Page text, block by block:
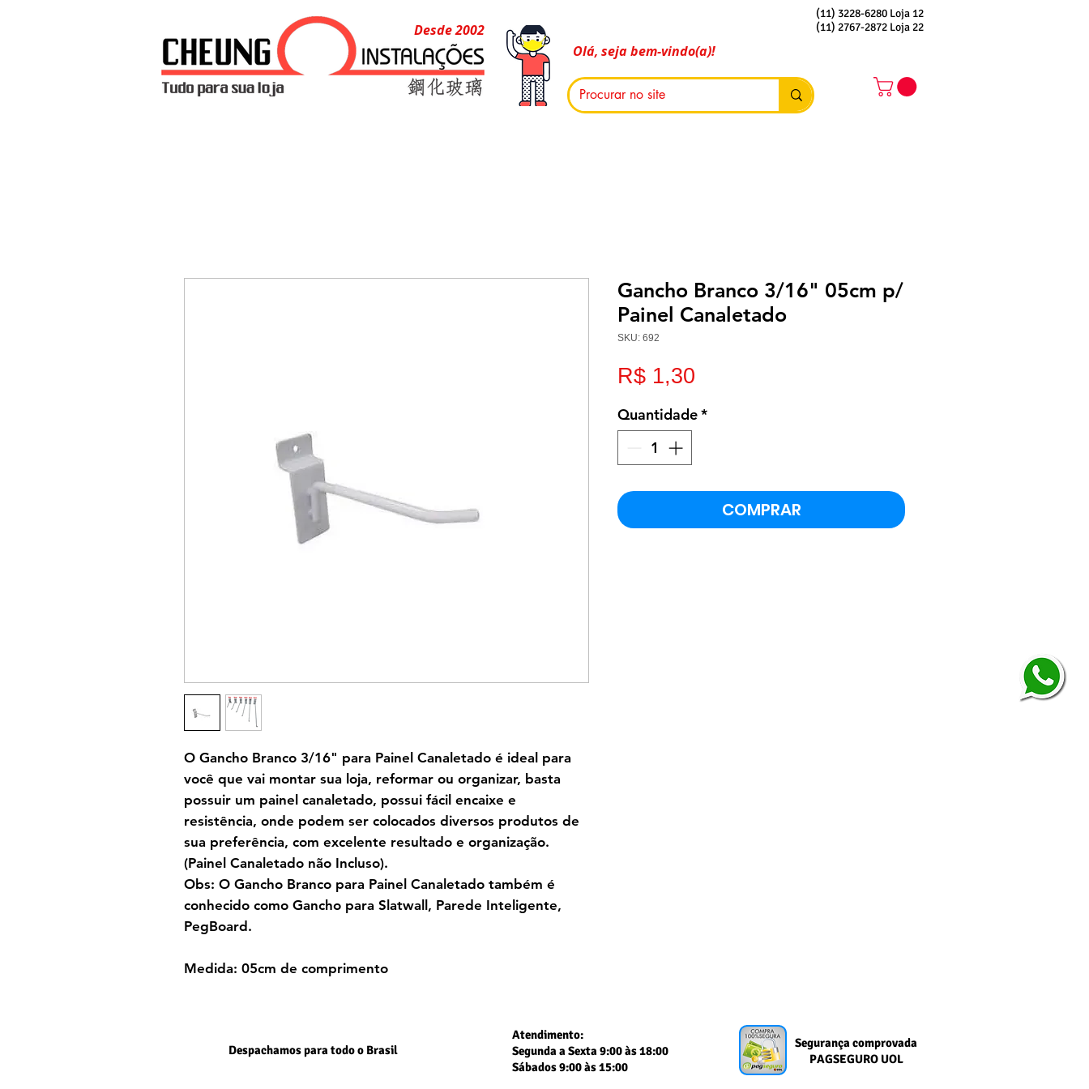
(11) 3228-6280 Loja 12
(11) 2767-2872 Loja 22
O Gancho Branco 3/16" para Painel Canaletado é ideal para
você que vai montar sua loja, reformar ou organizar, basta
possuir um painel canaletado, possui fácil encaixe e
resistência, onde podem ser colocados diversos produtos de
sua preferência, com excelente resultado e organização.
(Painel Canaletado não Incluso).
Obs: O Gancho Branco para Painel Canaletado também é
conhecido como Gancho para Slatwall, Parede Inteligente,
PegBoard.
Medida: 05cm de comprimento
Gancho Branco 3/16" 05cm p/
Painel Canaletado
SKU: 692
R$ 1,30
Quantidade*
COMPRAR
Desde 2002
Olá, seja bem-vindo(a)!
Despachamos para todo o Brasil
Atendimento:
Segunda a Sexta 9:00 às 18:00
Sábados 9:00 às 15:00
Segurança comprovada
PAGSEGURO UOL